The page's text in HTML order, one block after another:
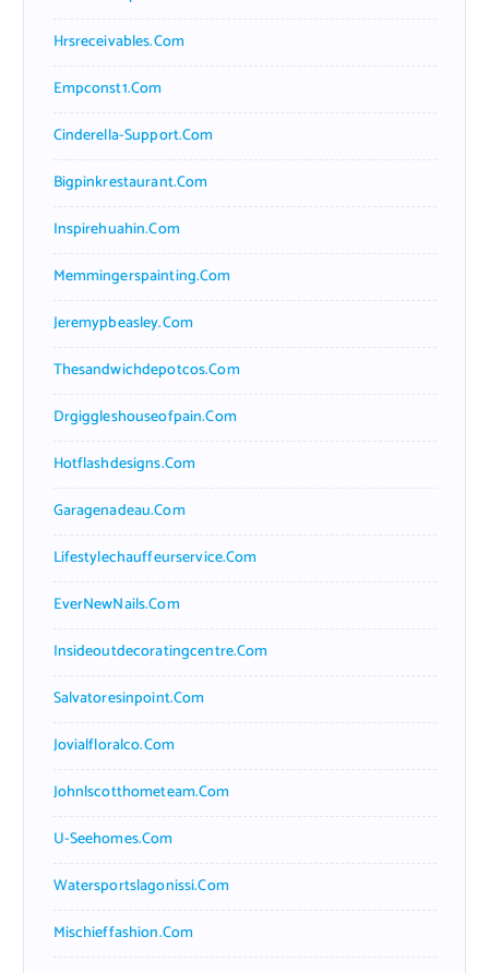
Hrsreceivables.com
Empconst1.com
Cinderella-Support.com
Bigpinkrestaurant.com
Inspirehuahin.com
Memmingerspainting.com
Jeremypbeasley.com
Thesandwichdepotcos.com
Drgiggleshouseofpain.com
Hotflashdesigns.com
Garagenadeau.com
Lifestylechauffeurservice.com
EverNewNails.com
Insideoutdecoratingcentre.com
Salvatoresinpoint.com
Jovialfloralco.com
Johnlscotthometeam.com
U-Seehomes.com
Watersportslagonissi.com
Mischieffashion.com